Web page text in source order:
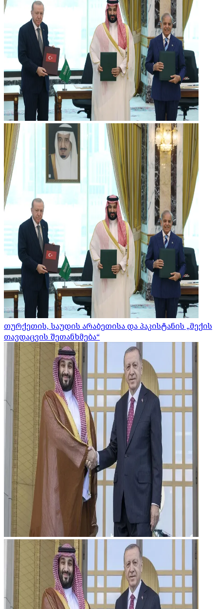
თურქეთის, საუდის არაბეთისა და პაკისტანის „მექის
თავდაცვის შეთანხმება“